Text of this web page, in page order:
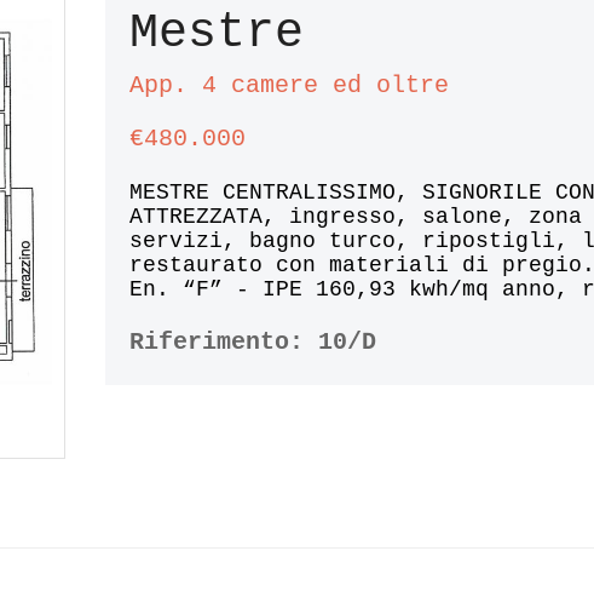
Mestre
App. 4 camere ed oltre
€480.000
MESTRE CENTRALISSIMO, SIGNORILE
ATTREZZATA, ingresso, salone,
servizi, bagno turco, ripostigli,
restaurato con materiali di pregio.
En. “F” - IPE 160,93 kwh/mq
Riferimento: 10/D